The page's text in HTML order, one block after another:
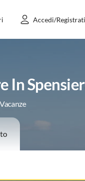
Accedi/Registrati
In